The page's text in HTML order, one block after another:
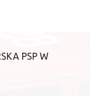
PSP W